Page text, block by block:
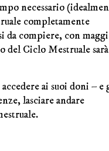
necessario
completamente
da compiere, con
del Ciclo Mestruale sarà
ai suoi doni – e
lasciare andare